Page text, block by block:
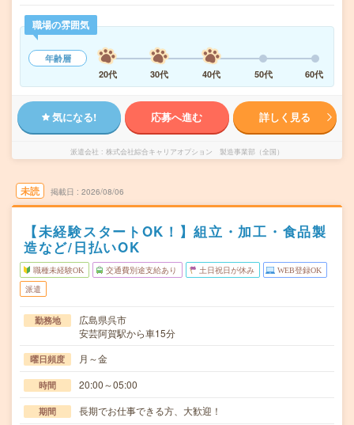
職場の雰囲気
年齢層
20代
30代 40代 50代 60代
気になる! 応募へ進む 詳しく見る
派遣会社 株式会社綜合キャリアオプション 製造事業部（全国）
未読 掲載日 2026/08/06
【未経験スタートOK！】組立・加工・食品製
造など/日払いOK
職種未経験OK 交通費別途支給あり 土日祝日が休み WEB登録OK
派遣
勤務地
広島県呉市
安芸阿賀駅から車15分
曜日頻度 月～金
時間 20:00～05:00
期間 長期でお仕事できる方、大歓迎！